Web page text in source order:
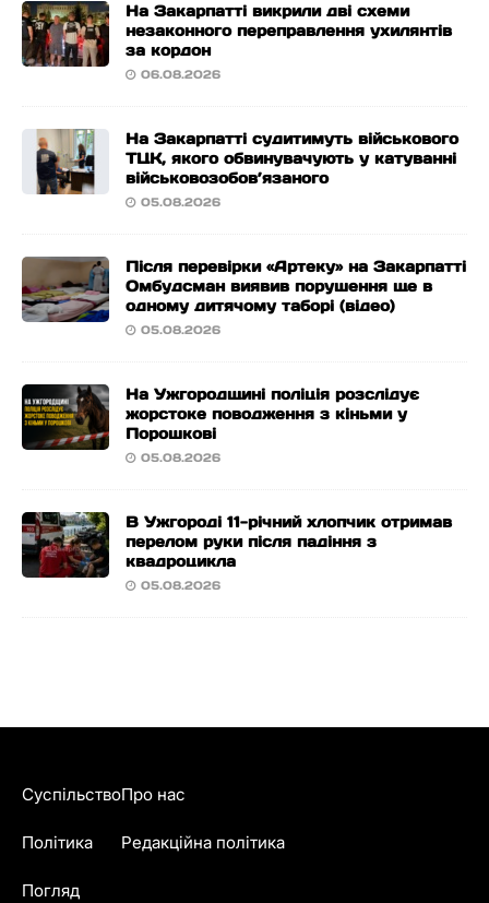
На Закарпатті викрили дві схеми
незаконного переправлення ухилянтів
за кордон
06.08.2026
На Закарпатті судитимуть військового
ТЦК, якого обвинувачують у катуванні
військовозобов’язаного
05.08.2026
Після перевірки «Артеку» на Закарпатті
Омбудсман виявив порушення ще в
одному дитячому таборі (відео)
05.08.2026
На Ужгородщині поліція розслідує
жорстоке поводження з кіньми у
Порошкові
05.08.2026
В Ужгороді 11-річний хлопчик отримав
перелом руки після падіння з
квадроцикла
05.08.2026
Суспільство
Політика
Погляд
Про нас
Редакційна політика